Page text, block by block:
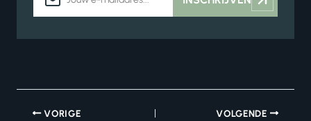
mailadres
VORIGE VOLGENDE